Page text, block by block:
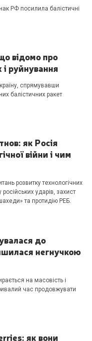
РФ посилила балістичні
відомо про
руйнування
спрямувавши
балістичних ракет
як Росія
війни і чим
розвитку технологічних
ударів, захист
та протидію РЕБ.
до
негнучкою
на масовість і
час продовжувати
як вони